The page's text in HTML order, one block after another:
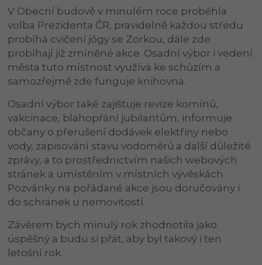
V Obecní budově v minulém roce proběhla
volba Prezidenta ČR, pravidelně každou středu
probíhá cvičení jógy se Zorkou, dále zde
probíhají již zmíněné akce. Osadní výbor i vedení
města tuto místnost využívá ke schůzím a
samozřejmě zde funguje knihovna.
Osadní výbor také zajišťuje revize komínů,
vakcinace, blahopřání jubilantům, informuje
občany o přerušení dodávek elektřiny nebo
vody, zapisování stavu vodoměrů a další důležité
zprávy, a to prostřednictvím našich webových
stránek a umístěním v místních vývěskách.
Pozvánky na pořádané akce jsou doručovány i
do schránek u nemovitostí.
Závěrem bych minulý rok zhodnotila jako
úspěšný a budu si přát, aby byl takový i ten
letošní rok.